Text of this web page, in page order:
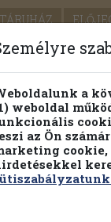
a
weboldal
az Ön
cookie,